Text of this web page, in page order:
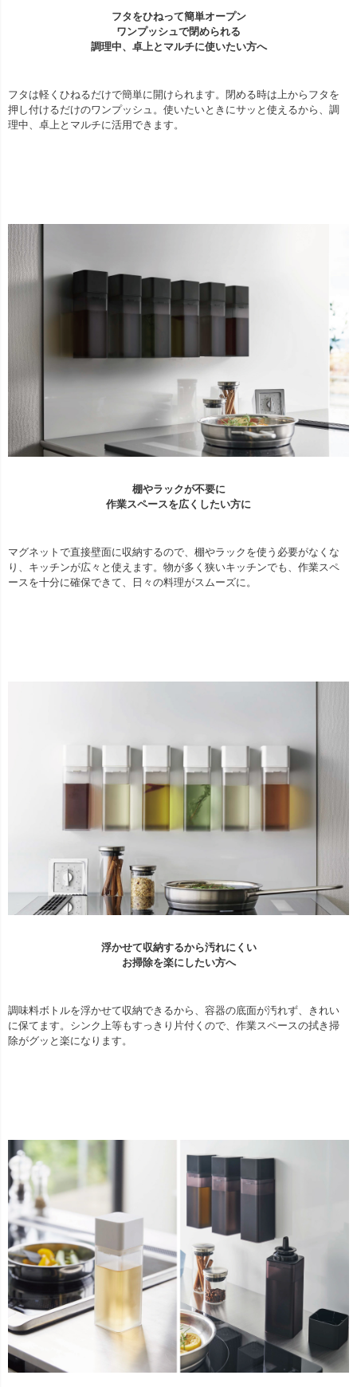
フタをひねって簡単オープン
ワンプッシュで閉められる
調理中、卓上とマルチに使いたい方へ
フタは軽くひねるだけで簡単に開けられます。閉める時は上からフタを
押し付けるだけのワンプッシュ。使いたいときにサッと使えるから、調
理中、卓上とマルチに活用できます。
棚やラックが不要に
作業スペースを広くしたい方に
マグネットで直接壁面に収納するので、棚やラックを使う必要がなくな
り、キッチンが広々と使えます。物が多く狭いキッチンでも、作業スペ
ースを十分に確保できて、日々の料理がスムーズに。
浮かせて収納するから汚れにくい
お掃除を楽にしたい方へ
調味料ボトルを浮かせて収納できるから、容器の底面が汚れず、きれい
に保てます。シンク上等もすっきり片付くので、作業スペースの拭き掃
除がグッと楽になります。